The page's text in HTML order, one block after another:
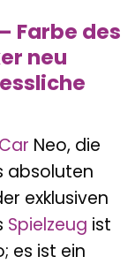
Farbe des
neu
Neo, die
absoluten
exklusiven
Spielzeug ist
es ist ein